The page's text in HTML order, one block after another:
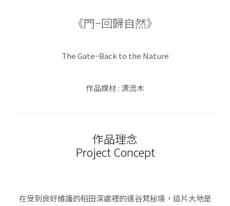
《門−回歸自然》
The Gate−Back to the Nature
作品媒材 : 漂流木
作品理念
Project Concept
在受到良好維護的稻田深處裡的達谷梵秘境，這片大地是